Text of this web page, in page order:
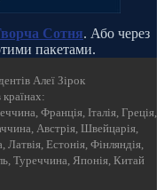
Сотня. Або через
пакетами.
Алеї Зірок
країнах:
Франція, Італія, Греція,
Австрія, Швейцарія,
Естонія, Фінляндія,
Туреччина, Японія, Китай